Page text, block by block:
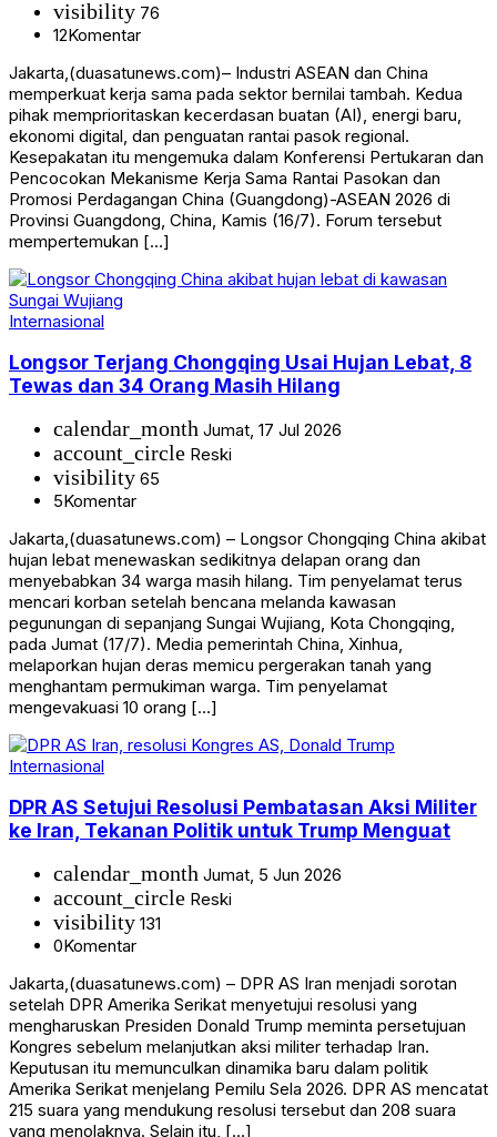
visibility 76
12Komentar
Jakarta,(duasatunews.com)– Industri ASEAN dan China
memperkuat kerja sama pada sektor bernilai tambah. Kedua
pihak memprioritaskan kecerdasan buatan (AI), energi baru,
ekonomi digital, dan penguatan rantai pasok regional.
Kesepakatan itu mengemuka dalam Konferensi Pertukaran dan
Pencocokan Mekanisme Kerja Sama Rantai Pasokan dan
Promosi Perdagangan China (Guangdong)-ASEAN 2026 di
Provinsi Guangdong, China, Kamis (16/7). Forum tersebut
mempertemukan […]
Internasional
Longsor Terjang Chongqing Usai Hujan Lebat, 8
Tewas dan 34 Orang Masih Hilang
calendar_month Jumat, 17 Jul 2026
account_circle Reski
visibility 65
5Komentar
Jakarta,(duasatunews.com) – Longsor Chongqing China akibat
hujan lebat menewaskan sedikitnya delapan orang dan
menyebabkan 34 warga masih hilang. Tim penyelamat terus
mencari korban setelah bencana melanda kawasan
pegunungan di sepanjang Sungai Wujiang, Kota Chongqing,
pada Jumat (17/7). Media pemerintah China, Xinhua,
melaporkan hujan deras memicu pergerakan tanah yang
menghantam permukiman warga. Tim penyelamat
mengevakuasi 10 orang […]
Internasional
DPR AS Setujui Resolusi Pembatasan Aksi Militer
ke Iran, Tekanan Politik untuk Trump Menguat
calendar_month Jumat, 5 Jun 2026
account_circle Reski
visibility 131
0Komentar
Jakarta,(duasatunews.com) – DPR AS Iran menjadi sorotan
setelah DPR Amerika Serikat menyetujui resolusi yang
mengharuskan Presiden Donald Trump meminta persetujuan
Kongres sebelum melanjutkan aksi militer terhadap Iran.
Keputusan itu memunculkan dinamika baru dalam politik
Amerika Serikat menjelang Pemilu Sela 2026. DPR AS mencatat
215 suara yang mendukung resolusi tersebut dan 208 suara
yang menolaknya. Selain itu, […]